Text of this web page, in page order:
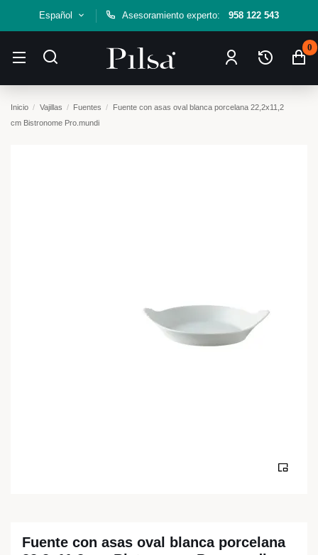
Español Asesoramiento experto: 958 122 543
0
Inicio Vajillas Fuentes
Fuente con asas oval blanca porcelana 22,2x11,2
cm Bistronome Pro.mundi
Fuente con asas oval blanca porcelana